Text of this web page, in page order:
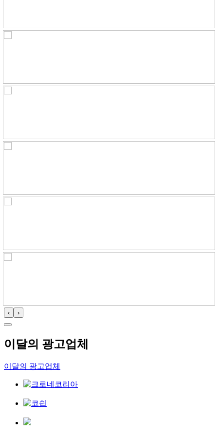
‹ ›
이달의 광고업체
이달의 광고업체